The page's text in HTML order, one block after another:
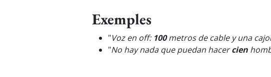
Exemples
"Voz en off: 100metros de cable y una
"No hay nada que puedan hacercien